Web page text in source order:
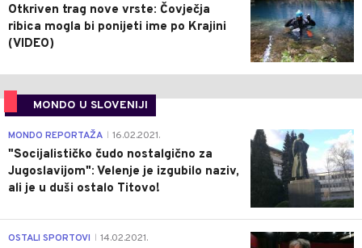
Otkriven trag nove vrste: Čovječja
ribica mogla bi ponijeti ime po Krajini
(VIDEO)
MONDO U SLOVENIJI
4
MONDO REPORTAŽA 16.02.2021.
"Socijalističko čudo nostalgično za
Jugoslavijom": Velenje je izgubilo naziv,
ali je u duši ostalo Titovo!
1
OSTALI SPORTOVI 14.02.2021.